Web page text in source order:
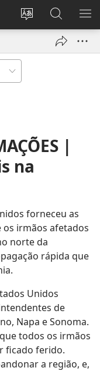
Alterar
Entrar
(abre
janela)
Pesquisar
no
Site
|
na
forneceu as
irmãos afetados
norte da
rápida que
Unidos
de
Napa e Sonoma.
todos os irmãos
ficado ferido.
a região, e,